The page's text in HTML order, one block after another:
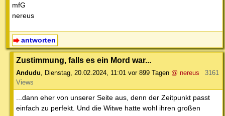
mfG
nereus
antworten
Zustimmung, falls es ein Mord war...
Andudu Dienstag, 20.02.2024, 11:01 vor 899 Tagen @ nereus
3161
Views
...dann eher von unserer Seite aus, denn der Zeitpunkt passt
einfach zu perfekt. Und die Witwe hatte wohl ihren großen